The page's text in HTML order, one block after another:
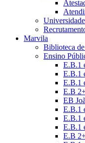
Marvila
Biblioteca
Ensino
E.B.1
E.B.1
E.B.1
E.B
EB
E.B.1
E.B.1
E.B.1
E.B